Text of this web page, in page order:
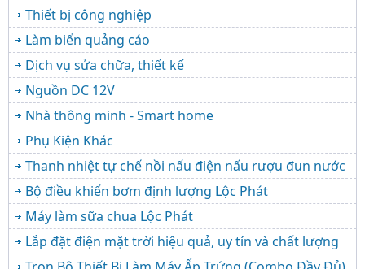
Thiết bị công nghiệp
Làm biển quảng cáo
Dịch vụ sửa chữa, thiết kế
Nguồn DC 12V
Nhà thông minh - Smart home
Phụ Kiện Khác
Thanh nhiệt tự chế nồi nấu điện nấu rượu đun nước
Bộ điều khiển bơm định lượng Lộc Phát
Máy làm sữa chua Lộc Phát
Lắp đặt điện mặt trời hiệu quả, uy tín và chất lượng